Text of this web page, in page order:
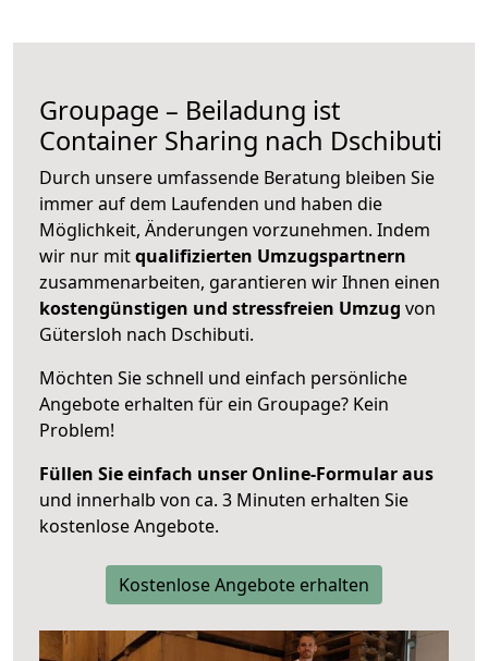
Groupage – Beiladung ist
Container Sharing nach Dschibuti
Durch unsere umfassende Beratung bleiben Sie
immer auf dem Laufenden und haben die
Möglichkeit, Änderungen vorzunehmen. Indem
wir nur mitqualifizierten Umzugspartnern
zusammenarbeiten, garantieren wir Ihnen einen
kostengünstigen und stressfreien Umzug von
Gütersloh nach Dschibuti.
Möchten Sie schnell und einfach persönliche
Angebote erhalten für ein Groupage? Kein
Problem!
Füllen Sie einfach unser Online-Formular aus
und innerhalb von ca. 3 Minuten erhalten Sie
kostenlose Angebote.
Kostenlose Angebote erhalten